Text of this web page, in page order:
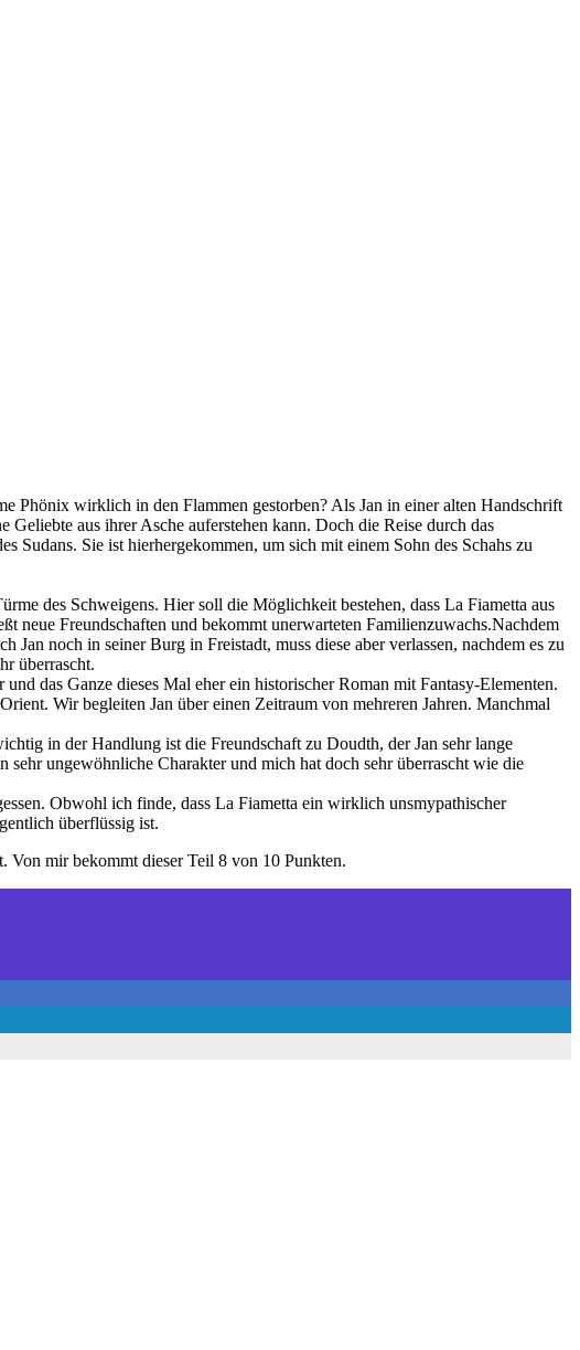
Phönix wirklich in den Flammen gestorben? Als Jan in einer alten Handschrift
aus ihrer Asche auferstehen kann. Doch die Reise durch das
Sudans. Sie ist hierhergekommen, um sich mit einem Sohn des Schahs zu
des Schweigens. Hier soll die Möglichkeit bestehen, dass La Fiametta aus
neue Freundschaften und bekommt unerwarteten Familienzuwachs.Nachdem
noch in seiner Burg in Freistadt, muss diese aber verlassen, nachdem es zu
überrascht.
das Ganze dieses Mal eher ein historischer Roman mit Fantasy-Elementen.
Wir begleiten Jan über einen Zeitraum von mehreren Jahren. Manchmal
in der Handlung ist die Freundschaft zu Doudth, der Jan sehr lange
ungewöhnliche Charakter und mich hat doch sehr überrascht wie die
Obwohl ich finde, dass La Fiametta ein wirklich unsmypathischer
überflüssig ist.
Von mir bekommt dieser Teil 8 von 10 Punkten.